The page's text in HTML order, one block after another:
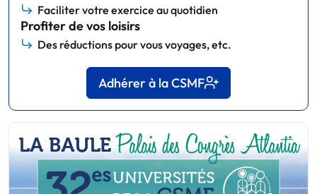
Faciliter votre exercice au quotidien
Profiter de vos loisirs
Des réductions pour vous voyages, etc.
Adhérer à la CSMF